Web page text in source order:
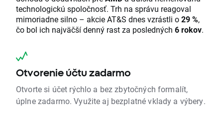
technologickú spoločnosť. Trh na správu reagoval
mimoriadne silno – akcie AT&S dnes vzrástli o29 %,
čo bol ich najväčší denný rast za posledných 6 rokov.
Otvorenie účtu zadarmo
Otvorte si účet rýchlo a bez zbytočných formalít,
úplne zadarmo. Využite aj bezplatné vklady a výbery.